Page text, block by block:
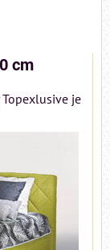
cm
je